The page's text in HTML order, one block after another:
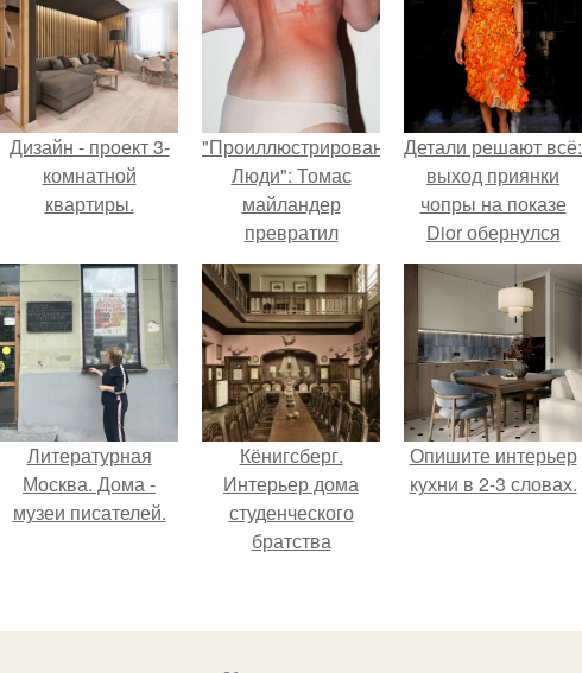
Дизайн - проект 3-
комнатной
квартиры.
"Проиллюстрированные
Люди": Томас
майландер
превратил
солнечные ожоги в
арт - объект.
Детали решают всё:
выход приянки
чопры на показе
Dior обернулся
шквалом критики
из-за небрежного
пошива.
Литературная
Москва. Дома -
музеи писателей.
Кёнигсберг.
Интерьер дома
студенческого
братства
Опишите интерьер
кухни в 2-3 словах.